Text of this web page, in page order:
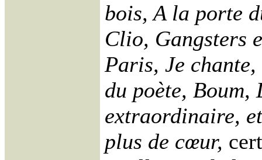
bois, A la porte
Clio, Gangsters
Paris, Je
du poète, Boum,
extraordinaire,
plus de cœur,